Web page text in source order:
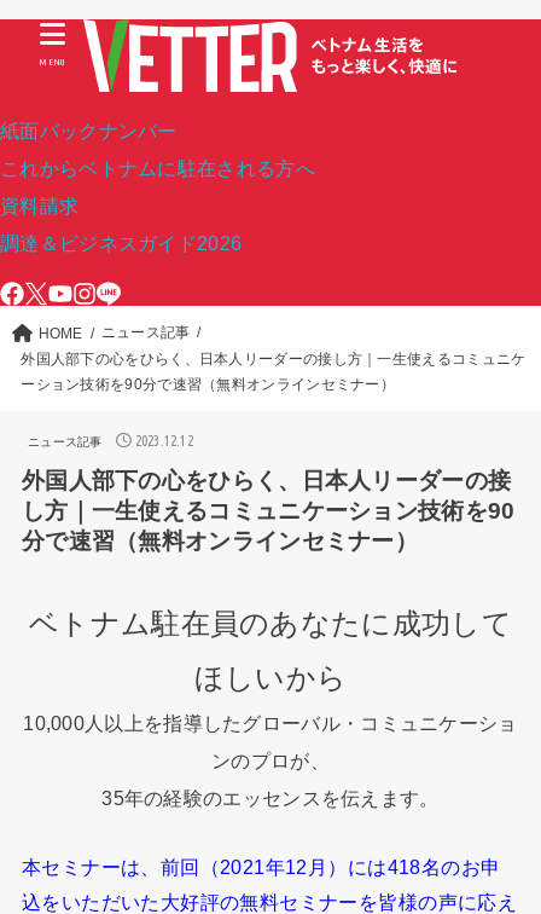
紙面バックナンバー
これからベトナムに駐在される方へ
資料請求
調達＆ビジネスガイド2026
MENU
HOME
ニュース記事
外国人部下の心をひらく、日本人リーダーの接し方｜一生使えるコミュニケ
ーション技術を90分で速習（無料オンラインセミナー）
ニュース記事 2023.12.12
外国人部下の心をひらく、日本人リーダーの接
し方｜一生使えるコミュニケーション技術を90
分で速習（無料オンラインセミナー）
ベトナム駐在員のあなたに成功して
ほしいから
10,000人以上を指導したグローバル・コミュニケーショ
ンのプロが、
35年の経験のエッセンスを伝えます。
本セミナーは、前回（2021年12月）には418名のお申
込をいただいた大好評の無料セミナーを皆様の声に応え